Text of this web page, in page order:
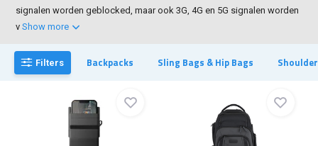
signalen worden geblocked, maar ook 3G, 4G en 5G signalen worden
vShow more
Filters Backpacks Sling Bags & Hip Bags